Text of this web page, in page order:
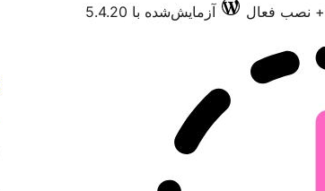
آزمایش‌شده با 5.4.20